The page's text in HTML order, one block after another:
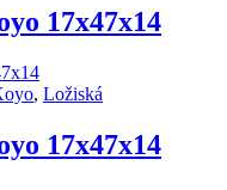
17x47x14
, Ložiská
17x47x14